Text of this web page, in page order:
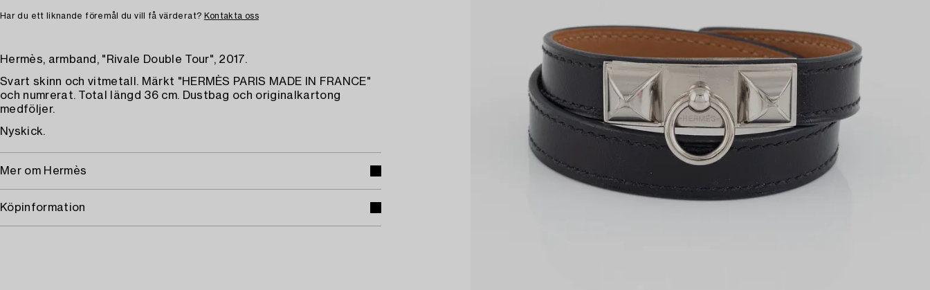
Har du ett liknande föremål du vill få värderat? Kontakta oss
Hermès, armband, "Rivale Double Tour", 2017.
Svart skinn och vitmetall. Märkt "HERMÈS PARIS MADE IN FRANCE"
och numrerat. Total längd 36 cm. Dustbag och originalkartong
medföljer.
Nyskick.
Mer om Hermès
Köpinformation